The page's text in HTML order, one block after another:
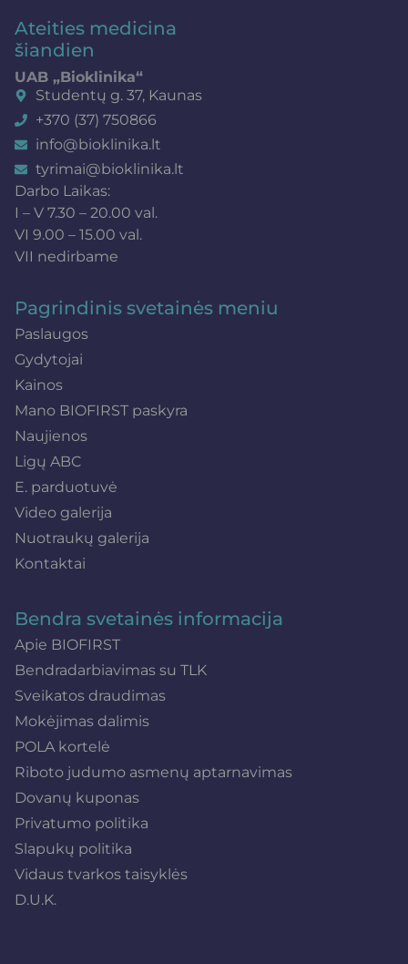
Ateities medicina
šiandien
UAB „Bioklinika“
Studentų g. 37, Kaunas
+370 (37) 750866
info@bioklinika.lt
tyrimai@bioklinika.lt
Darbo Laikas:
I – V 7.30 – 20.00 val.
VI 9.00 – 15.00 val.
VII nedirbame
Pagrindinis svetainės meniu
Paslaugos
Gydytojai
Kainos
Mano BIOFIRST paskyra
Naujienos
Ligų ABC
E. parduotuvė
Video galerija
Nuotraukų galerija
Kontaktai
Bendra svetainės informacija
Apie BIOFIRST
Bendradarbiavimas su TLK
Sveikatos draudimas
Mokėjimas dalimis
POLA kortelė
Riboto judumo asmenų aptarnavimas
Dovanų kuponas
Privatumo politika
Slapukų politika
Vidaus tvarkos taisyklės
D.U.K.